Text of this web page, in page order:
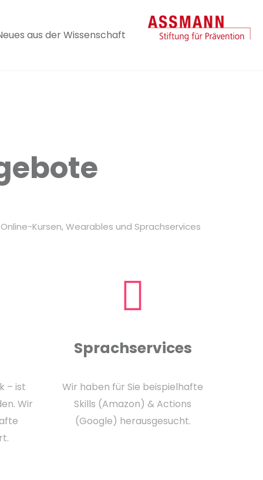
aus der Wissenschaft
Kursen, Wearables und Sprachservices
– ist
Wir
Sprachservices
Wir haben für Sie beispielhafte
Skills (Amazon) & Actions
(Google) herausgesucht.